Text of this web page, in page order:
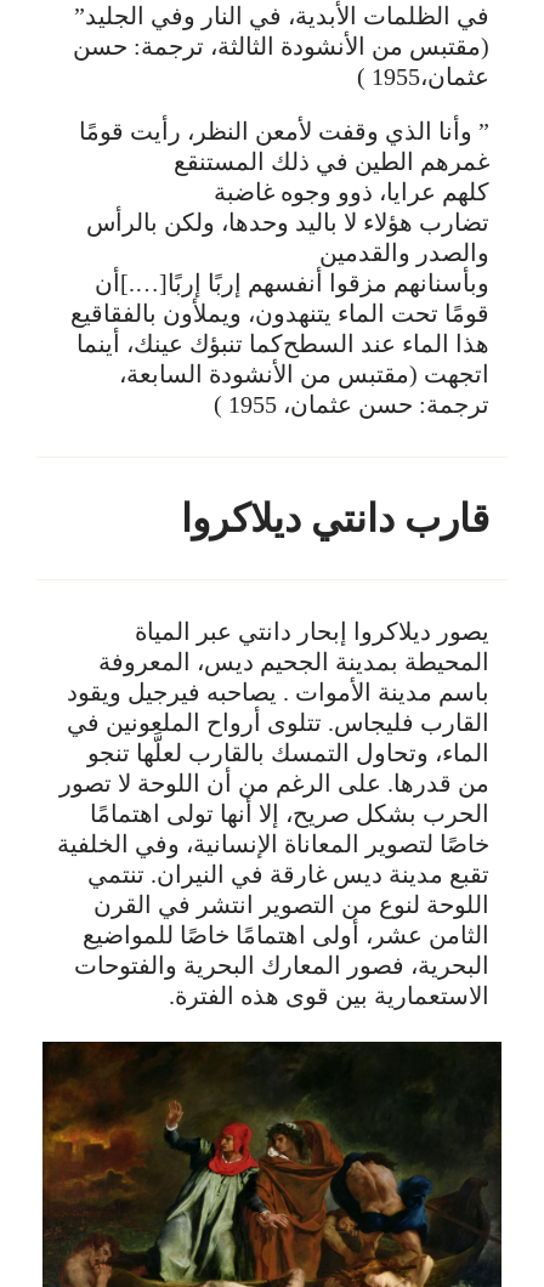
في الظلمات الأبدية، في النار وفي الجليد”
(مقتبس من الأنشودة الثالثة، ترجمة: حسن
عثمان،1955 )
” وأنا الذي وقفت لأمعن النظر، رأيت قومًا
غمرهم الطين في ذلك المستنقع
كلهم عرايا، ذوو وجوه غاضبة
تضارب هؤلاء لا باليد وحدها، ولكن بالرأس
والصدر والقدمين
وبأسنانهم مزقوا أنفسهم إربًا إربًا [….] أن
قومًا تحت الماء يتنهدون، ويملأون بالفقاقيع
هذا الماء عند السطح كما تنبؤك عينك، أينما
اتجهت (مقتبس من الأنشودة السابعة،
ترجمة: حسن عثمان، 1955 )
قارب دانتي ديلاكروا
يصور ديلاكروا إبحار دانتي عبر المياة
المحيطة بمدينة الجحيم ديس، المعروفة
باسم مدينة الأموات . يصاحبه فيرجيل ويقود
القارب فليجاس. تتلوى أرواح الملعونين في
الماء، وتحاول التمسك بالقارب لعلَّها تنجو
من قدرها. على الرغم من أن اللوحة لا تصور
الحرب بشكل صريح، إلا أنها تولى اهتمامًا
خاصًا لتصوير المعاناة الإنسانية، وفي الخلفية
تقبع مدينة ديس غارقة في النيران. تنتمي
اللوحة لنوع من التصوير انتشر في القرن
الثامن عشر، أولى اهتمامًا خاصًا للمواضيع
البحرية، فصور المعارك البحرية والفتوحات
الاستعمارية بين قوى هذه الفترة.